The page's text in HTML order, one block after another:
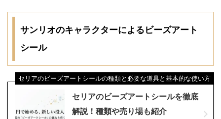
サンリオのキャラクターによるビーズアート
シール
セリアのビーズアートシールを徹底
解説！種類や売り場も紹介
セリアのビーズアートシールの種類と必要な道具と基本的な使い方